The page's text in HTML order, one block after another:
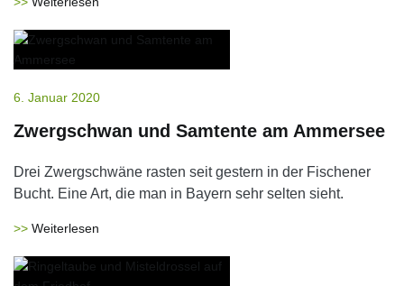
6. Januar 2020
Zwergschwan und Samtente am Ammersee
Drei Zwergschwäne rasten seit gestern in der Fischener
Bucht. Eine Art, die man in Bayern sehr selten sieht.
Weiterlesen